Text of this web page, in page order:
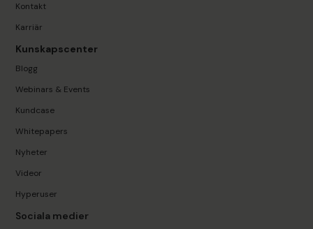
Kontakt
Karriär
Kunskapscenter
Blogg
Webinars & Events
Kundcase
Whitepapers
Nyheter
Videor
Hyperuser
Sociala medier